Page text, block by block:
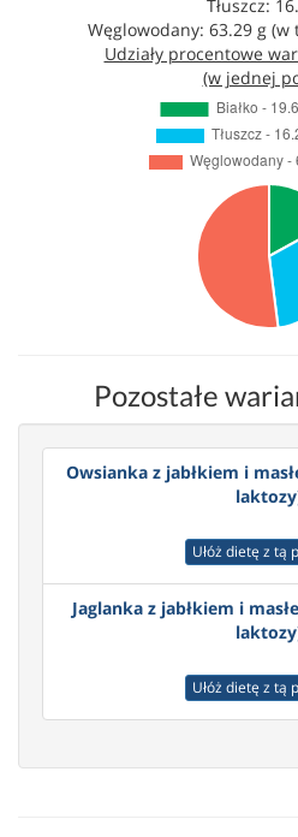
Tłuszcz:
Węglowodany: 63.29 g (w
Udziały procentowe
(w jednej
Pozostałe
Owsianka z jabłkiem i
Ułóż dietę z tą
Jaglanka z jabłkiem i
Ułóż dietę z tą